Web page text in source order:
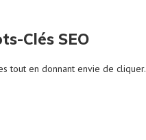
Clés SEO
tout en donnant envie de cliquer.